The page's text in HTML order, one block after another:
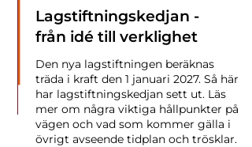
Lagstiftningskedjan -
från idé till verklighet
Den nya lagstiftningen beräknas
träda i kraft den 1 januari 2027. Så här
har lagstiftningskedjan sett ut. Läs
mer om några viktiga hållpunkter på
vägen och vad som kommer gälla i
övrigt avseende tidplan och trösklar.